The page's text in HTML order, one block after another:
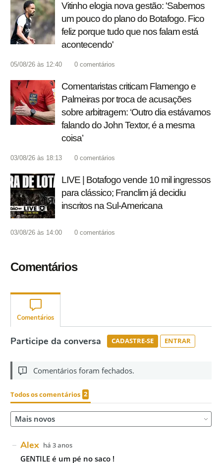
Vitinho elogia nova gestão: 'Sabemos
um pouco do plano do Botafogo. Fico
feliz porque tudo que nos falam está
acontecendo'
05/08/26 às 12:40 0 comentários
Comentaristas criticam Flamengo e
Palmeiras por troca de acusações
sobre arbitragem: ‘Outro dia estávamos
falando do John Textor, é a mesma
coisa’
03/08/26 às 18:13 0 comentários
LIVE | Botafogo vende 10 mil ingressos
para clássico; Franclim já decidiu
inscritos na Sul-Americana
03/08/26 às 14:00 0 comentários
Comentários